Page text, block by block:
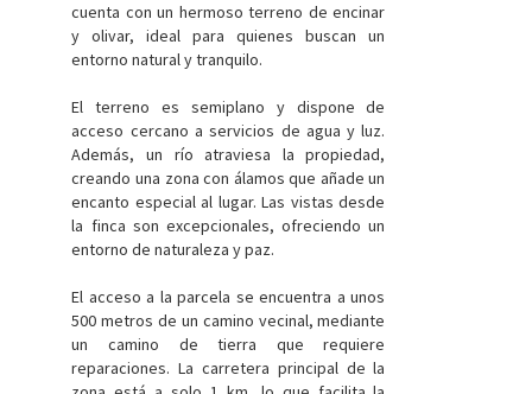
cuenta con un hermoso terreno de encinar
y olivar, ideal para quienes buscan un
entorno natural y tranquilo.
El terreno es semiplano y dispone de
acceso cercano a servicios de agua y luz.
Además, un río atraviesa la propiedad,
creando una zona con álamos que añade un
encanto especial al lugar. Las vistas desde
la finca son excepcionales, ofreciendo un
entorno de naturaleza y paz.
El acceso a la parcela se encuentra a unos
500 metros de un camino vecinal, mediante
un camino de tierra que requiere
reparaciones. La carretera principal de la